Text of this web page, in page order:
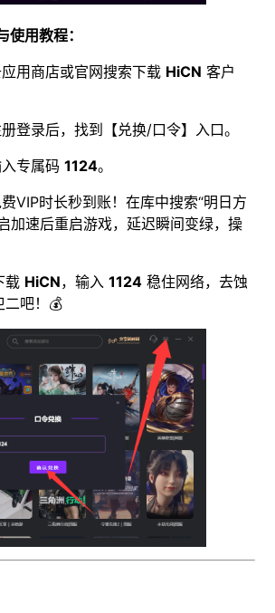
使用教程：
用商店或官网搜索下载 HiCN 客户
登录后，找到【兑换/口令】入口。
专属码1124。
VIP时长秒到账！在库中搜索“明日方
加速后重启游戏，延迟瞬间变绿，操
载 HiCN，输入1124 稳住网络，去蚀
二吧！💰